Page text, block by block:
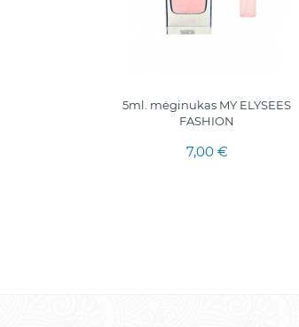
5ml. mėginukas MY ELYSEES
FASHION
7,00 €